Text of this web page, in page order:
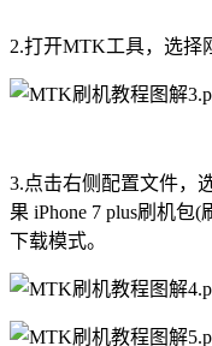
2.打开MTK工具，选择
3.点击右侧配置文件，
果 iPhone 7 plus刷机包
下载模式。